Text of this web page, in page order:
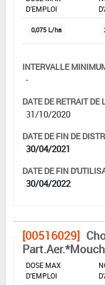
D'EMPLOI
0,075 L/ha
INTERVALLE
-
DATE DE RETRAIT DE
31/10/2020
DATE DE FIN DE
30/04/2021
DATE DE FIN
30/04/2022
[00516029]
DOSE MAX
D'EMPLOI